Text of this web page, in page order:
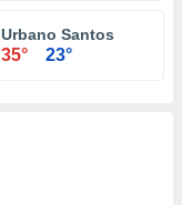
Urbano Santos
35° 23°